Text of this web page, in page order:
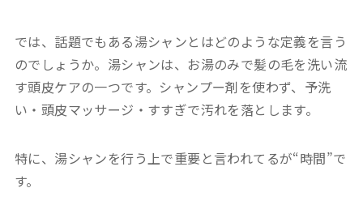
では、話題でもある湯シャンとはどのような定義を言う
のでしょうか。湯シャンは、お湯のみで髪の毛を洗い流
す頭皮ケアの一つです。シャンプー剤を使わず、予洗
い・頭皮マッサージ・すすぎで汚れを落とします。
特に、湯シャンを行う上で重要と言われてるが“時間”で
す。